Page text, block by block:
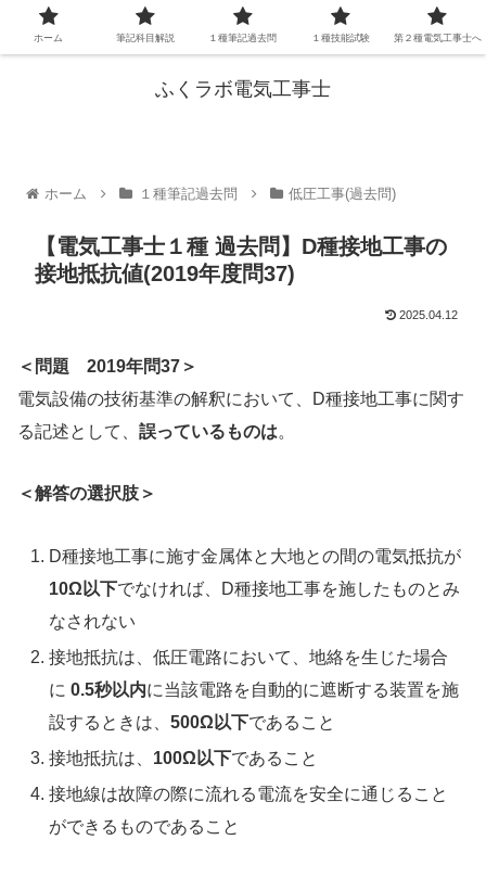
ふくラボ電気工事士
ホーム １種筆記過去問 低圧工事(過去問)
【電気工事士１種 過去問】D種接地工事の
接地抵抗値(2019年度問37)
2025.04.12
＜問題 2019年問37＞
電気設備の技術基準の解釈において、D種接地工事に関す
る記述として、 誤っているものは。
＜解答の選択肢＞
D種接地工事に施す金属体と大地との間の電気抵抗が
10Ω以下でなければ、D種接地工事を施したものとみ
なされない
接地抵抗は、低圧電路において、地絡を生じた場合
に0.5秒以内に当該電路を自動的に遮断する装置を施
設するときは、500Ω以下であること
接地抵抗は、 100Ω以下であること
接地線は故障の際に流れる電流を安全に通じること
ができるものであること
ホーム 筆記科目解説 １種筆記過去問 １種技能試験 第２種電気工事士へ